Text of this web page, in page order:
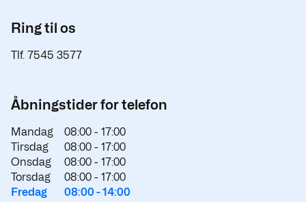
Ring til os
Tlf. 7545 3577
Åbningstider for telefon
Mandag 08:00 - 17:00
Tirsdag
08:00 - 17:00
Onsdag
08:00 - 17:00
Torsdag
08:00 - 17:00
Fredag
08:00 -14:00